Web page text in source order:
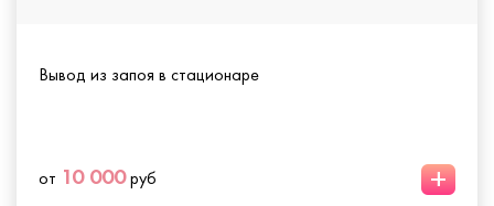
Вывод из запоя в стационаре
от 10 000руб +